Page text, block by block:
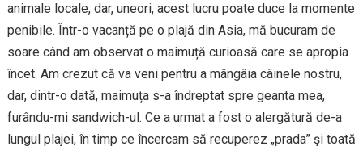
animale locale, dar, uneori, acest lucru poate duce la momente
penibile. Într-o vacanță pe o plajă din Asia, mă bucuram de
soare când am observat o maimuță curioasă care se apropia
încet. Am crezut că va veni pentru a mângâia câinele nostru,
dar, dintr-o dată, maimuța s-a îndreptat spre geanta mea,
furându-mi sandwich-ul. Ce a urmat a fost o alergătură de-a
lungul plajei, în timp ce încercam să recuperez „prada” și toată